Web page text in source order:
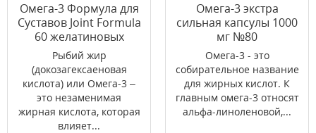
Омега-3 Формула для
Суставов Joint Formula
60 желатиновых
капсул
Рыбий жир
(докозагексаеновая
кислота) или Омега-3 –
это незаменимая
жирная кислота, которая
влияет...
Омега-3 экстра
сильная капсулы 1000
мг №80
Омега-3 - это
собирательное название
для жирных кислот. К
главным омега-3 относят
альфа-линоленовой,...